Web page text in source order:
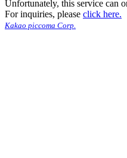
Unfortunately, this service can
For inquiries, please click here.
Kakao piccoma Corp.